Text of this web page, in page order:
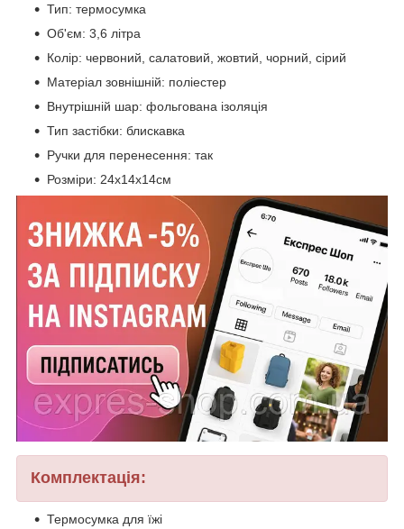
Тип: термосумка
Об'єм: 3,6 літра
Колір: червоний, салатовий, жовтий, чорний, сірий
Матеріал зовнішній: поліестер
Внутрішній шар: фольгована ізоляція
Тип застібки: блискавка
Ручки для перенесення: так
Розміри: 24х14х14см
Комплектація:
Термосумка для їжі